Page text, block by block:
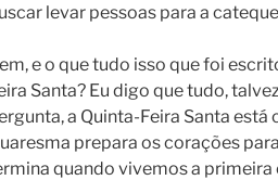
levar pessoas para a
e o que tudo isso que foi
Santa? Eu digo que tudo,
a Quinta-Feira Santa
prepara os corações
quando vivemos a